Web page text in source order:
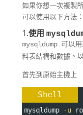
如果你想一次複製
可以使用以下方法：
1.使用
mysqldump 可以
料表結構和數據。
首先到原始主機上
Shell
mysqldump -u